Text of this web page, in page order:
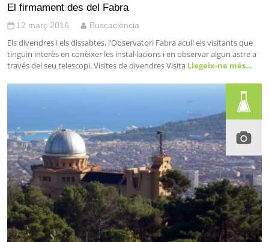
El firmament des del Fabra
12 març 2016 Buscaciència
Els divendres i els dissabtes, l’Observatori Fabra acull els visitants que
tinguin interès en conèixer les instal·lacions i en observar algun astre a
través del seu telescopi. Visites de divendres Visita Llegeix-ne més…